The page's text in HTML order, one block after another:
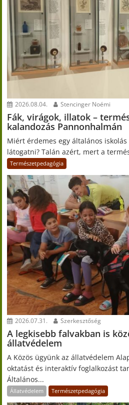
2026.08.04. Stencinger Noémi
Fák, virágok, illatok –
kalandozás Pannonhalmán
Miért érdemes egy általános
látogatni? Talán azért, mert a
Természetpedagógia
2026.07.31. Szerkesztőség
A legkisebb falvakban is
állatvédelem
A Közös ügyünk az állatvédelem
oktatást és interaktív foglalkozást
Általános...
Állatvédelem Természetpedagógia